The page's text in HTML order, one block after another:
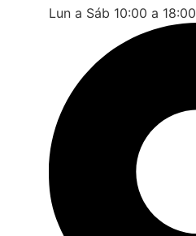
Lun a Sáb 10:00 a 18:00